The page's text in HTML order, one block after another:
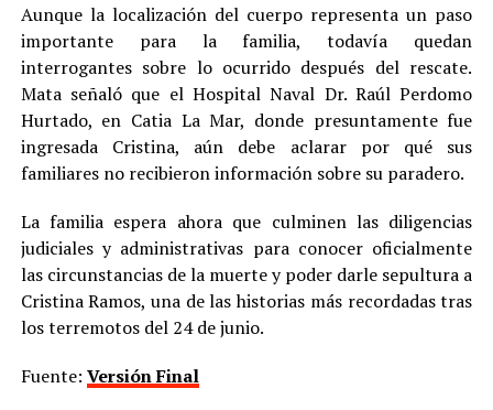
Aunque la localización del cuerpo representa un paso
importante para la familia, todavía quedan
interrogantes sobre lo ocurrido después del rescate.
Mata señaló que el Hospital Naval Dr. Raúl Perdomo
Hurtado, en Catia La Mar, donde presuntamente fue
ingresada Cristina, aún debe aclarar por qué sus
familiares no recibieron información sobre su paradero.
La familia espera ahora que culminen las diligencias
judiciales y administrativas para conocer oficialmente
las circunstancias de la muerte y poder darle sepultura a
Cristina Ramos, una de las historias más recordadas tras
los terremotos del 24 de junio.
Fuente: Versión Final